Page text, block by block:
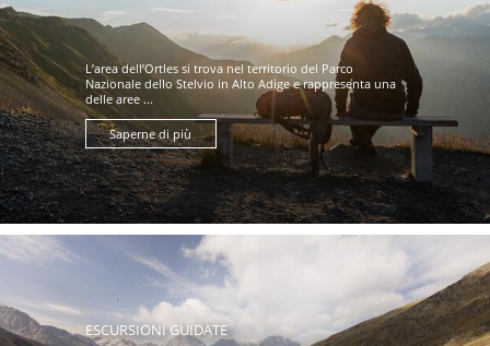
L’area dell’Ortles si trova nel territorio del Parco
Nazionale dello Stelvio in Alto Adige e rappresenta una
delle aree ...
Saperne di più
ESCURSIONI GUIDATE